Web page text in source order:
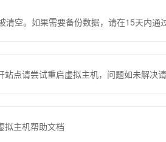
清空。如果需要备份数据，请在15天内通
站点请尝试重启虚拟主机，问题如未解决
拟主机帮助文档